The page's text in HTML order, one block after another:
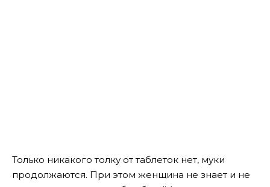
Только никакого толку от таблеток нет, муки
продолжаются. При этом женщина не знает и не